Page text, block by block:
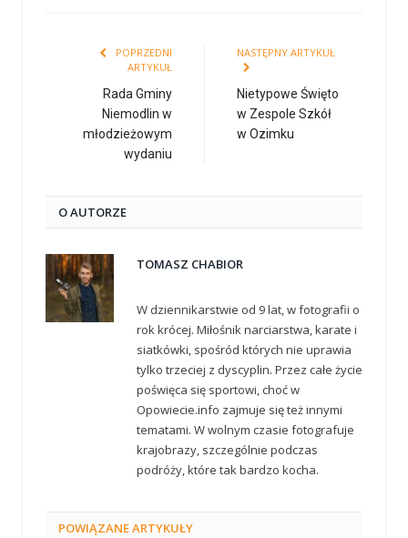
POPRZEDNI
ARTYKUŁ
Rada Gminy
Niemodlin w
młodzieżowym
wydaniu
NASTĘPNY ARTYKUŁ
Nietypowe Święto
w Zespole Szkół
w Ozimku
O AUTORZE
TOMASZ CHABIOR
W dziennikarstwie od 9 lat, w fotografii o
rok krócej. Miłośnik narciarstwa, karate i
siatkówki, spośród których nie uprawia
tylko trzeciej z dyscyplin. Przez całe życie
poświęca się sportowi, choć w
Opowiecie.info zajmuje się też innymi
tematami. W wolnym czasie fotografuje
krajobrazy, szczególnie podczas
podróży, które tak bardzo kocha.
POWIĄZANEARTYKUŁY